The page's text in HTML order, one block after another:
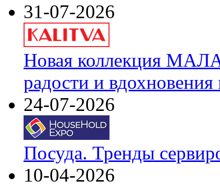
31-07-2026
Новая коллекция
радости и
24-07-2026
Посуда. Тренды
10-04-2026